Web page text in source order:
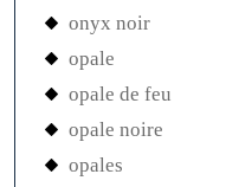
onyx noir
opale
opale de feu
opale noire
opales